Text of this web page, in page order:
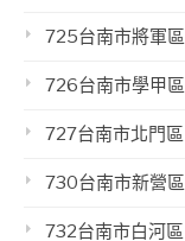
725台南市將軍區
726台南市學甲區
727台南市北門區
730台南市新營區
732台南市白河區